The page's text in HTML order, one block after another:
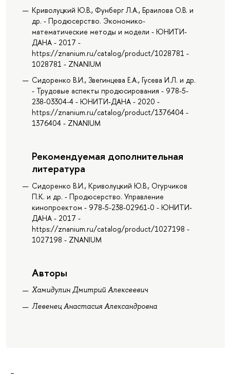
Криволуцкий Ю.В., Фунберг Л.А., Браилова О.В. и
др. - Продюсерство. Экономико-
математические методы и модели - ЮНИТИ-
ДАНА - 2017 -
https://znanium.ru/catalog/product/1028781 -
1028781 - ZNANIUM
Сидоренко В.И., Звегинцева Е.А., Гусева И.Л. и др.
- Трудовые аспекты продюсирования - 978-5-
238-03304-4 - ЮНИТИ-ДАНА - 2020 -
https://znanium.ru/catalog/product/1376404 -
1376404 - ZNANIUM
Рекомендуемая дополнительная
литература
Сидоренко В.И., Криволуцкий Ю.В., Огурчиков
П.К. и др. - Продюсерство. Управление
кинопроектом - 978-5-238-02961-0 - ЮНИТИ-
ДАНА - 2017 -
https://znanium.ru/catalog/product/1027198 -
1027198 - ZNANIUM
Авторы
Хамидулин Дмитрий Алексеевич
Левенец Анастасия Александровна